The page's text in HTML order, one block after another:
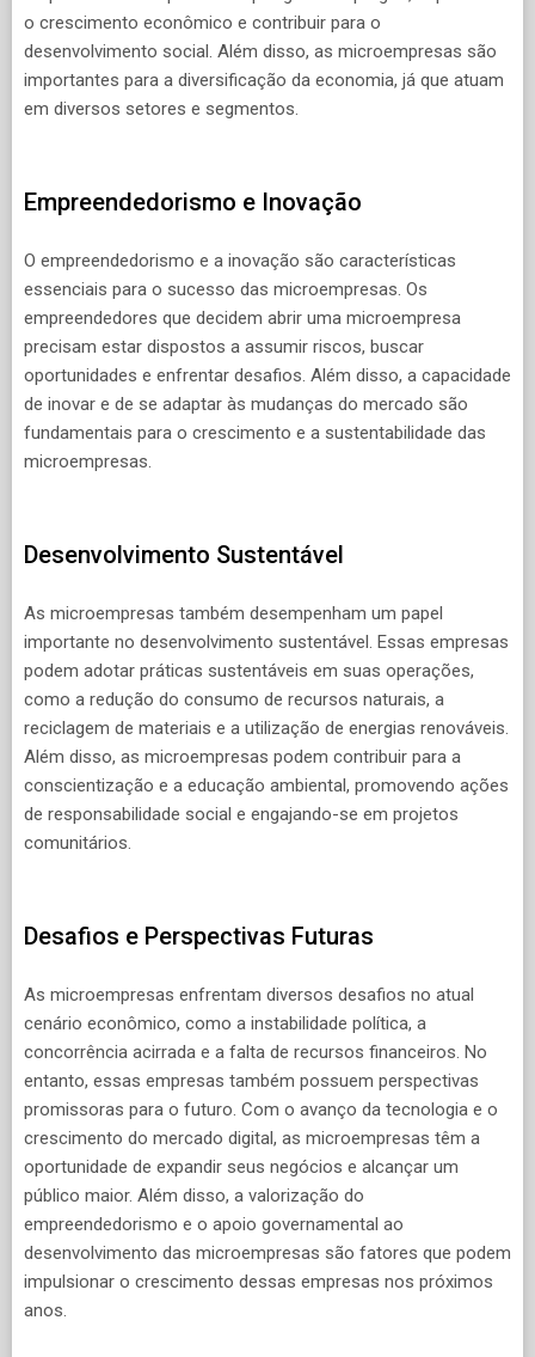
o crescimento econômico e contribuir para o
desenvolvimento social. Além disso, as microempresas são
importantes para a diversificação da economia, já que atuam
em diversos setores e segmentos.
Empreendedorismo e Inovação
O empreendedorismo e a inovação são características
essenciais para o sucesso das microempresas. Os
empreendedores que decidem abrir uma microempresa
precisam estar dispostos a assumir riscos, buscar
oportunidades e enfrentar desafios. Além disso, a capacidade
de inovar e de se adaptar às mudanças do mercado são
fundamentais para o crescimento e a sustentabilidade das
microempresas.
Desenvolvimento Sustentável
As microempresas também desempenham um papel
importante no desenvolvimento sustentável. Essas empresas
podem adotar práticas sustentáveis em suas operações,
como a redução do consumo de recursos naturais, a
reciclagem de materiais e a utilização de energias renováveis.
Além disso, as microempresas podem contribuir para a
conscientização e a educação ambiental, promovendo ações
de responsabilidade social e engajando-se em projetos
comunitários.
Desafios e Perspectivas Futuras
As microempresas enfrentam diversos desafios no atual
cenário econômico, como a instabilidade política, a
concorrência acirrada e a falta de recursos financeiros. No
entanto, essas empresas também possuem perspectivas
promissoras para o futuro. Com o avanço da tecnologia e o
crescimento do mercado digital, as microempresas têm a
oportunidade de expandir seus negócios e alcançar um
público maior. Além disso, a valorização do
empreendedorismo e o apoio governamental ao
desenvolvimento das microempresas são fatores que podem
impulsionar o crescimento dessas empresas nos próximos
anos.